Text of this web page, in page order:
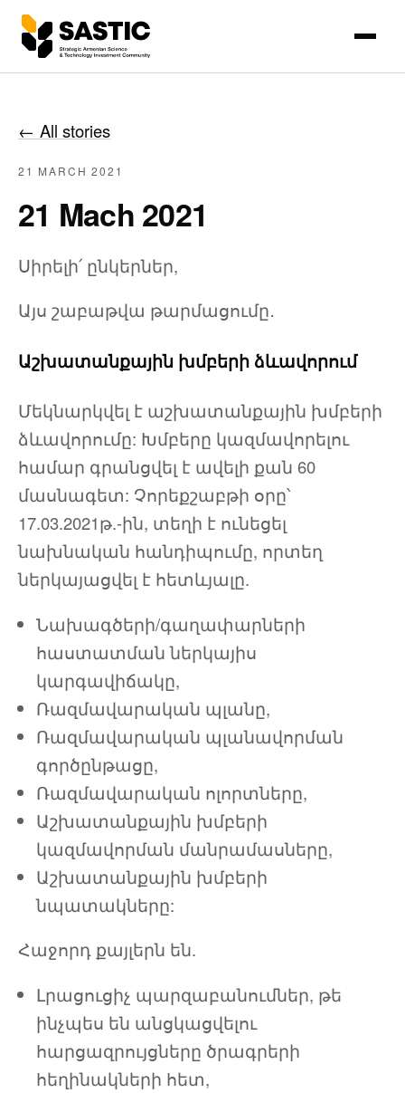
← All stories
21 MARCH 2021
21 Mach 2021
Սիրելի՛ ընկերներ,
Այս շաբաթվա թարմացումը․
Աշխատանքային խմբերի ձևավորում
Մեկնարկվել է աշխատանքային խմբերի
ձևավորումը: Խմբերը կազմավորելու
համար գրանցվել է ավելի քան 60
մասնագետ: Չորեքշաբթի օրը՝
17.03.2021թ.-ին, տեղի է ունեցել
նախնական հանդիպումը, որտեղ
ներկայացվել է հետևյալը.
Նախագծերի/գաղափարների
հաստատման ներկայիս
կարգավիճակը,
Ռազմավարական պլանը,
Ռազմավարական պլանավորման
գործընթացը,
Ռազմավարական ոլորտները,
Աշխատանքային խմբերի
կազմավորման մանրամասները,
Աշխատանքային խմբերի
նպատակները:
Հաջորդ քայլերն են.
Լրացուցիչ պարզաբանումներ, թե
ինչպես են անցկացվելու
հարցազրույցները ծրագրերի
հեղինակների հետ,